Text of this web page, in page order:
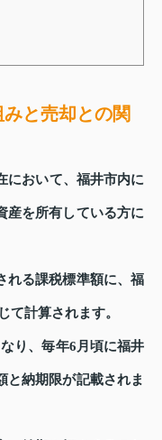
と売却との関
において、福井市内に
産を所有している方に
れる課税標準額に、福
て計算されます。
り、毎年6月頃に福井
と納期限が記載されま